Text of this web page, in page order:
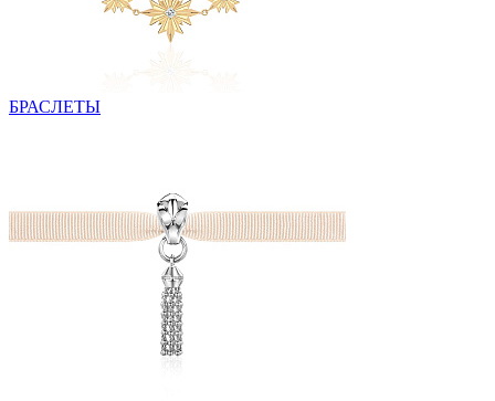
БРАСЛЕТЫ